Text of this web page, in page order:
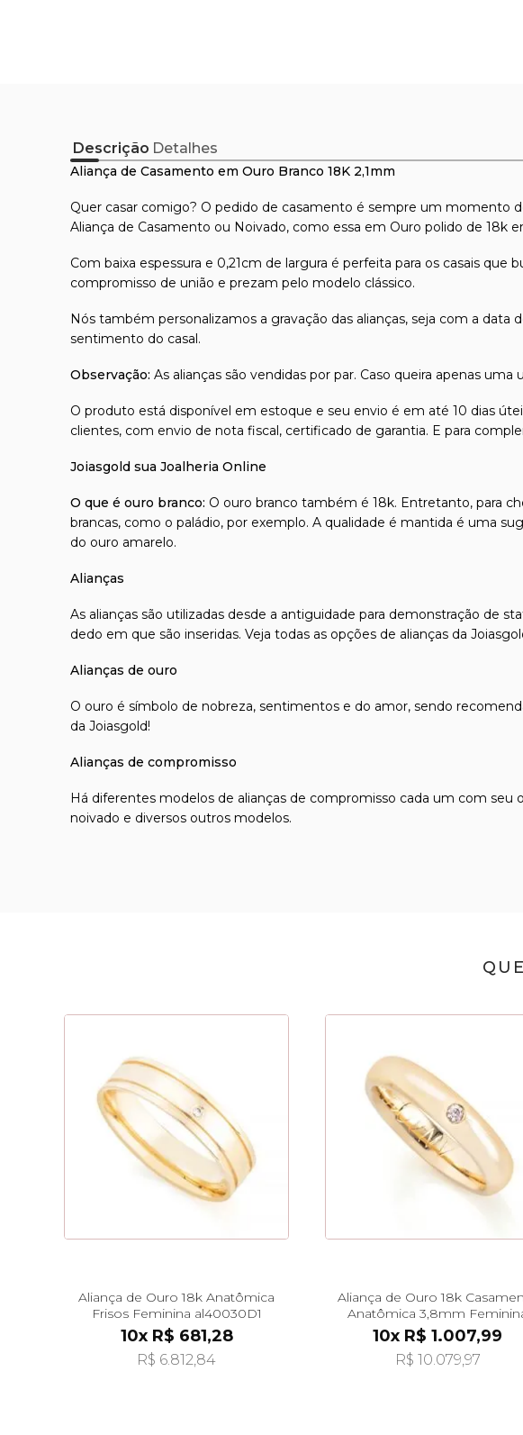
Descrição Detalhes
Aliança de Casamento em Ouro Branco 18K 2,1mm
Quer casar comigo? O pedido de casamento é sempre um momento
Aliança de Casamento ou Noivado, como essa em Ouro polido de 18k
Com baixa espessura e 0,21cm de largura é perfeita para os casais
compromisso de união e prezam pelo modelo clássico.
Nós também personalizamos a gravação das alianças, seja com a
sentimento do casal.
Observação: As alianças são vendidas por par. Caso queira apenas
O produto está disponível em estoque e seu envio é em até 10 dias
clientes, com envio de nota fiscal, certificado de garantia. E para
Joiasgold sua Joalheria Online
O que é ouro branco: O ouro branco também é 18k. Entretanto, para
brancas, como o paládio, por exemplo. A qualidade é mantida é uma
do ouro amarelo.
Alianças
As alianças são utilizadas desde a antiguidade para demonstração de
dedo em que são inseridas. Veja todas as opções de alianças da
Alianças de ouro
O ouro é símbolo de nobreza, sentimentos e do amor, sendo
da Joiasgold!
Alianças de compromisso
Há diferentes modelos de alianças de compromisso cada um com seu
noivado e diversos outros modelos.
Aliança de Ouro 18k Anatômica
Frisos Feminina al40030D1
10x R$ 681,28
R$ 6.812,84
Aliança de Ouro 18k
Anatômica 3,8mm
Diamante al40039d1
10x R$ 1.007,99
R$ 10.079,97